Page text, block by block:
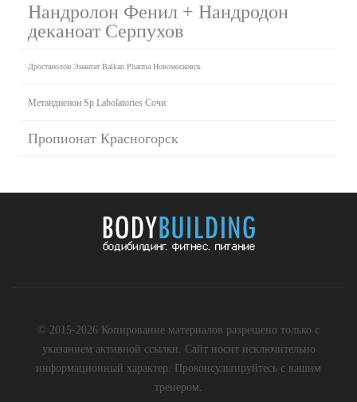
Нандролон Фенил + Нандродон
деканоат Серпухов
Дростанолон Энантат Balkan Pharma Новомосковск
Метандиенон Sp Labolatories Сочи
Пропионат Красногорск
© 2015-2026 Копирование материалов разрешено только с
указанием активной ссылки. Сайт носит исключительно
информационный характер. Проконсультируйтесь с вашим
тренером.